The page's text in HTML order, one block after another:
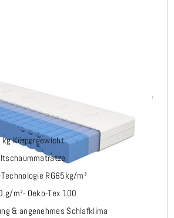
Lyocell) RG65 Kaltschaummatratze
Körpergewicht
RG65kg/m³
g/m²- Oeko-Tex 100
& angenehmes Schlafklima